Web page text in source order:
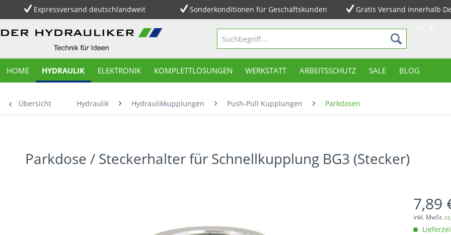
Expressversand deutschlandweit Sonderkonditionen für Geschäftskunden
Gratis Versand innerhalb
HOME HYDRAULIK ELEKTRONIK KOMPLETTLÖSUNGEN WERKSTATT ARBEITSSCHUTZ SALE BLOG
Übersicht Hydraulik Hydraulikkupplungen Push-Pull Kupplungen Parkdosen
Parkdose / Steckerhalter für Schnellkupplung BG3 (Stecker)
7,89
inkl. MwSt.